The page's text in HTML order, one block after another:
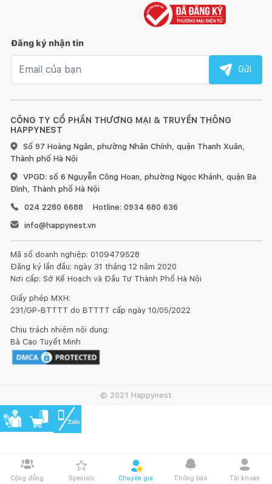
Cộng đồng Specials Chuyên gia Thông báo Tài khoản
CÔNG TY CỔ PHẦN THƯƠNG MẠI & TRUYỀN THÔNG
HAPPYNEST
Số 97 Hoàng Ngân, phường Nhân Chính, quận Thanh Xuân,
Thành phố Hà Nội
VPGD: số 6 Nguyễn Công Hoan, phường Ngọc Khánh, quận Ba
Đình, Thành phố Hà Nội
024 2280 6688
Hotline: 0934 680 636
info@happynest.vn
Mã số doanh nghiệp: 0109479528
Đăng ký lần đầu: ngày 31 tháng 12 năm 2020
Nơi cấp: Sở Kế Hoạch và Đầu Tư Thành Phố Hà Nội
Giấy phép MXH:
231/GP-BTTTT do BTTTT cấp ngày 10/05/2022
Chịu trách nhiệm nội dung:
Bà Cao Tuyết Minh
Đăng ký nhận tin
Gửi
© 2021 Happynest